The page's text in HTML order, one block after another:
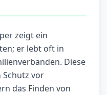
zeigt ein
er lebt oft in
Diese
vor
das Finden von